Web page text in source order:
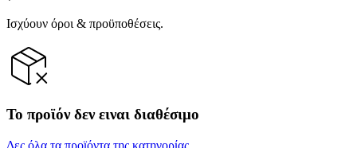
Ισχύουν όροι & προϋποθέσεις.
Το προϊόν δεν ειναι διαθέσιμο